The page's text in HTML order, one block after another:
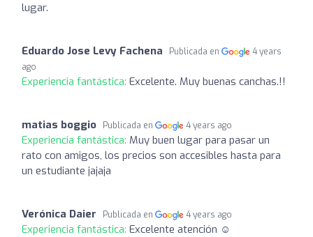
lugar.
Eduardo Jose Levy Fachena Publicada en
4 years
ago
Experiencia fantástica: Excelente. Muy buenas canchas.!!
matias boggio Publicada en 4 years ago
Experiencia fantástica: Muy buen lugar para pasar un
rato con amigos, los precios son accesibles hasta para
un estudiante jajaja
Verónica Daier Publicada en 4 years ago
Experiencia fantástica: Excelente atención ☺️